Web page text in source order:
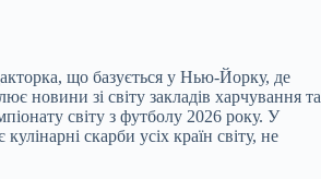
що базується у Нью-Йорку, де
новини зі світу закладів харчування та
світу з футболу 2026 року. У
скарби усіх країн світу, не